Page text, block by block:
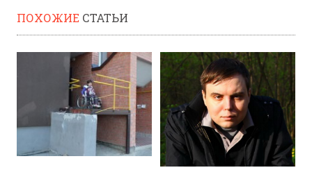
ПОХОЖИЕ СТАТЬИ